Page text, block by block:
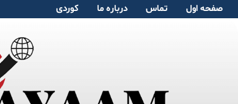
صفحە اول تماس دربارە ما کوردی